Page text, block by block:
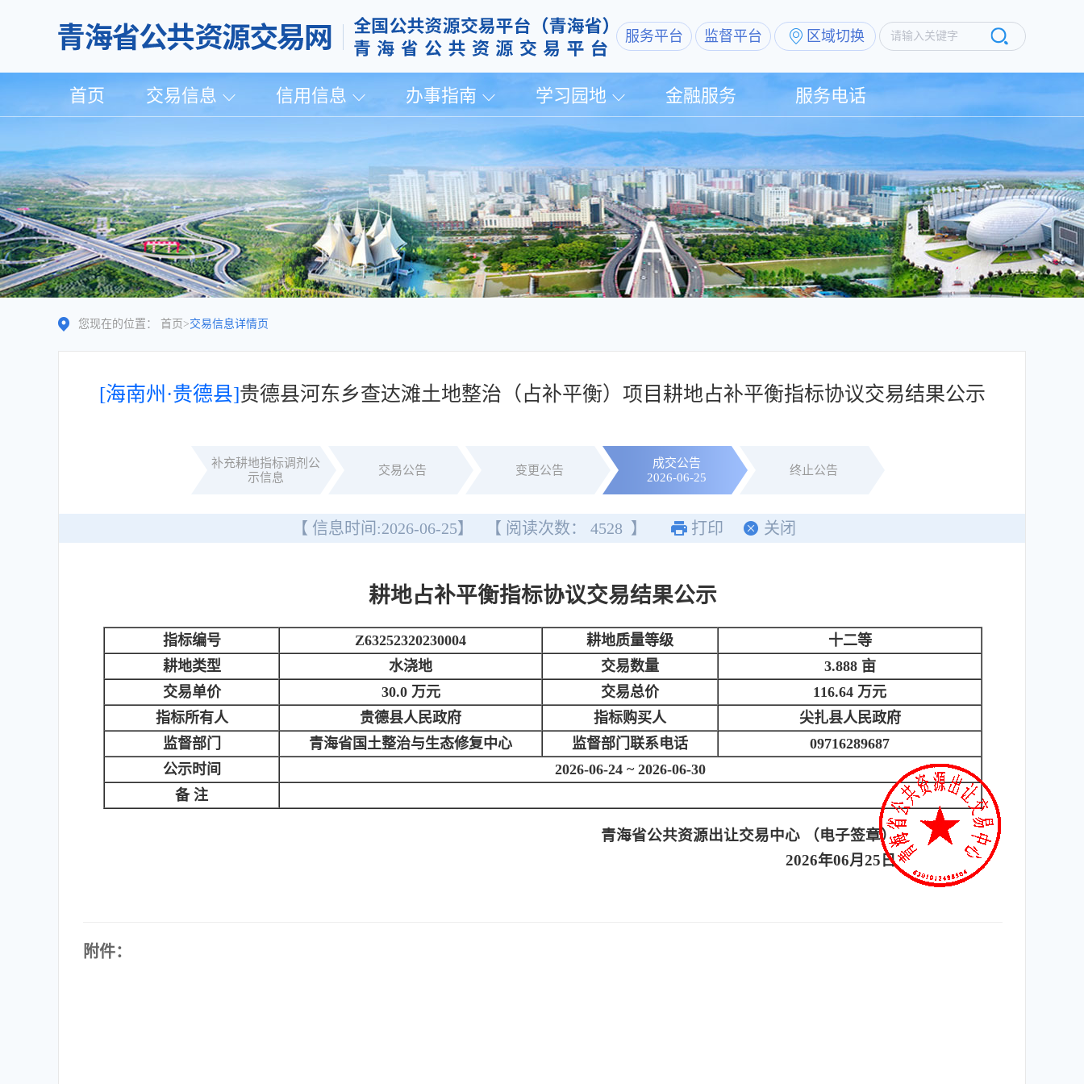
服务平台 监督平台 区域切换 请输入关键字
首页 交易信息 信用信息 办事指南 学习园地 金融服务 服务电话
您现在的位置： 首页 >交易信息详情页
[海南州·贵德县]贵德县河东乡查达滩土地整治（占补平衡）项目耕地占补平衡指标协议交易结果公示
补充耕地指标调剂公
示信息
交易公告 变更公告
成交公告
2026-06-25
终止公告
【 信息时间:2026-06-25】 【 阅读次数： 4528 】 打印 关闭
耕地占补平衡指标协议交易结果公示
指标编号 Z63252320230004 耕地质量等级
十二等
耕地类型
水浇地 交易数量
3.888 亩
交易单价
30.0 万元 交易总价
116.64 万元
指标所有人
贵德县人民政府 指标购买人
尖扎县人民政府
监督部门
青海省国土整治与生态修复中心 监督部门联系电话
09716289687
公示时间
2026-06-24 ~ 2026-06-30
备 注
青海省公共资源出让交易中心 （电子签章）
2026年06月25日
附件：